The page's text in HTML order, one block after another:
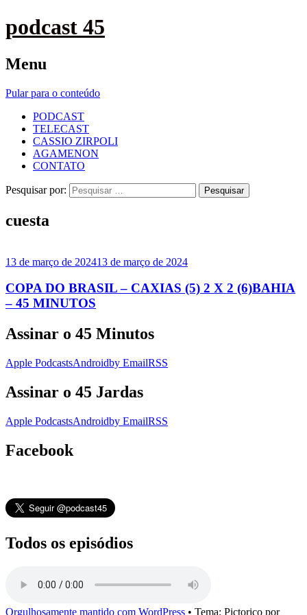
podcast 45
Menu
Pular para o conteúdo
PODCAST
TELECAST
CASSIO ZIRPOLI
AGAMENON
CONTATO
Pesquisar por:
cuesta
13 de março de 202413 de março de 2024
COPA DO BRASIL – CAXIAS (5) 2 X 2 (6)BAHIA
– 45 MINUTOS
Assinar o 45 Minutos
Apple PodcastsAndroidby EmailRSS
Assinar o 45 Jardas
Apple PodcastsAndroidby EmailRSS
Facebook
Todos os episódios
Orgulhosamente mantido com WordPress • Tema: Pictorico por